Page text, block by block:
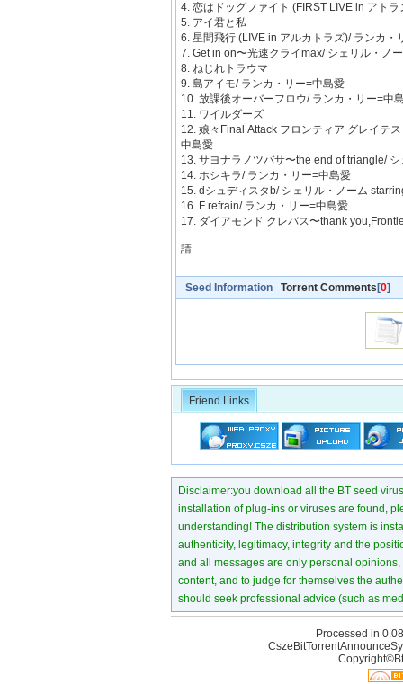
4. 恋はドッグファイト (FIRST LIVE in アト
5. アイ君と私
6. 星間飛行 (LIVE in アルカトラズ)/ ランカ・
7. Get in on〜光速クライmax/ シェリル・ノ
8. ねじれトラウマ
9. 島アイモ/ ランカ・リー=中島愛
10. 放課後オーバーフロウ/ ランカ・リー=中
11. ワイルダーズ
12. 娘々Final Attack フロンティア グレイテ
中島愛
13. サヨナラノツバサ〜the end of triangle/
14. ホシキラ/ ランカ・リー=中島愛
15. dシュディスタb/ シェリル・ノーム
16. F refrain/ ランカ・リー=中島愛
17. ダイアモンド クレバス〜thank
請
Seed Information Torrent Comments [0]
Friend Links
Disclaimer:you download all the BT seed
installation of plug-ins or viruses are found,
understanding! The distribution system is
authenticity, legitimacy, integrity and the
and all messages are only personal
content, and to judge for themselves the
should seek professional advice (such as
Processed in